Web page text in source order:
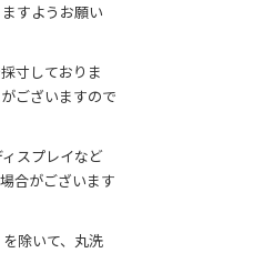
すようお願い
寸しておりま
ございますので
スプレイなど
合がございます
除いて、丸洗